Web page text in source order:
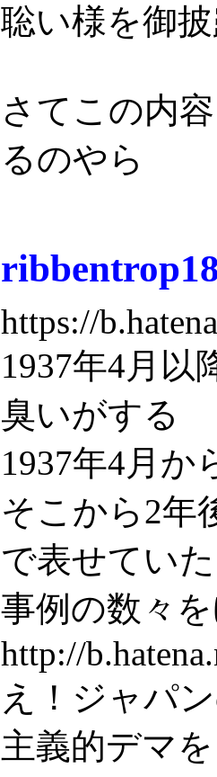
聡い様を御
さてこの内
るのやら
https://
1937年4月
臭いがする
1937年4月
そこから2年
で表せてい
事例の数々
http://
え！ジャパ
主義的デマ